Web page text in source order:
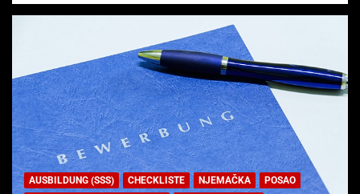
AUSBILDUNG (SSS) CHECKLISTE NJEMAČKA
POSAO